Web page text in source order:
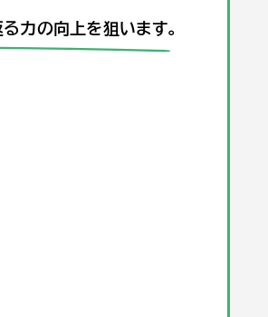
力の向上を狙います。